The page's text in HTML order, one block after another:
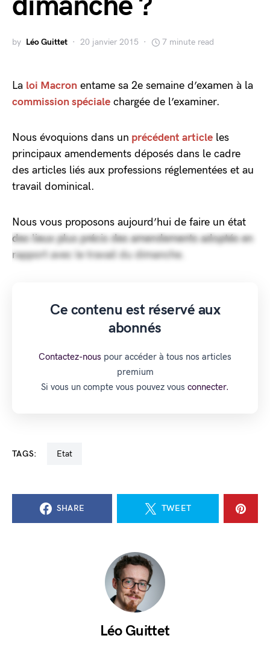
by Léo Guittet 20 janvier 2015 7 minute read
La loi Macron entame sa 2e semaine d’examen à la
commission spéciale chargée de l’examiner.
Nous évoquions dans un précédent article les
principaux amendements déposés dans le cadre
des articles liés aux professions réglementées et au
travail dominical.
Nous vous proposons aujourd’hui de faire un état
des lieux plus précis des amendements adoptés en
rapport avec le travail du dimanche.
Ce contenu est réservé aux
abonnés
Contactez-nous pour accéder à tous nos articles
premium
Si vous un compte vous pouvez vous connecter.
TAGS: Etat
SHARE TWEET
Léo Guittet